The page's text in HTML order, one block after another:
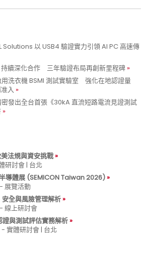
Solutions 以 USB4 驗證實力引領 AI PC 高速傳
續深化合作 三年驗證布局再創新里程碑
洗衣機 BSMI 測試實驗室 強化在地認證量
入
發出全台首張《30kA 直流短路電流見證測試
法規與資安挑戰
研討會 | 台北
導體展 (SEMICON Taiwan 2026)
展覽活動
全與風險管理解析
上研討會
與測試評估實務解析
實體研討會 | 台北